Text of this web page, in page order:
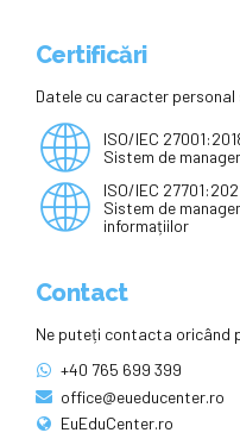
Certificări
Datele cu caracter
ISO/IEC
Sistem de
ISO/IEC
Sistem de
informațiilor
Contact
Ne puteți contacta oricând
+40 765 699 399
office@eueducenter.ro
EuEduCenter.ro